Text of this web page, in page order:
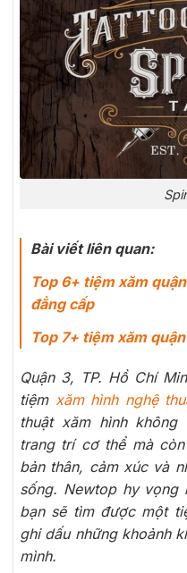
Bài viết liên quan:
Top 6+ tiệm xăm
đẳng cấp
Top 7+ tiệm xăm
Quận 3, TP. Hồ Chí
tiệm xăm hình nghệ
thuật xăm hình
trang trí cơ thể mà
bản thân, cảm xúc và
sống. Newtop hy vọng
bạn sẽ tìm được một
ghi dấu những khoảnh
mình.